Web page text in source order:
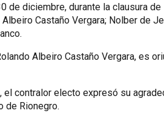
de diciembre, durante la clausura
Castaño Vergara; Nolber de
Albeiro Castaño Vergara, es
el contralor electo expresó su
de Rionegro.